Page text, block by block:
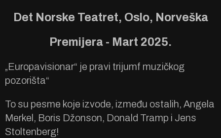
Det Norske Teatret, Oslo, Norveška
Premijera - Mart 2025.
„Europavisionar“ je pravi trijumf muzičkog
pozorišta“
To su pesme koje izvode, između ostalih, Angela
Merkel, Boris Džonson, Donald Tramp i Jens
Stoltenberg!